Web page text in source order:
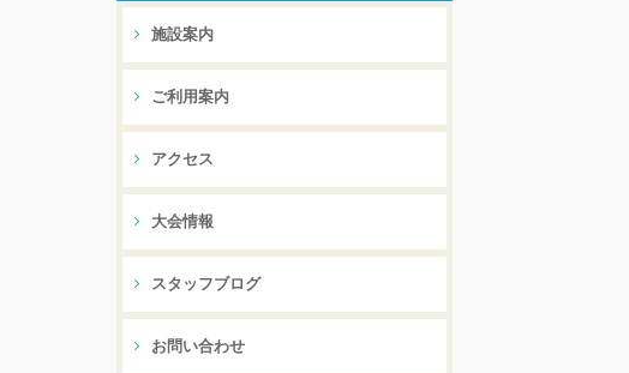
施設案内
ご利用案内
アクセス
大会情報
スタッフブログ
お問い合わせ